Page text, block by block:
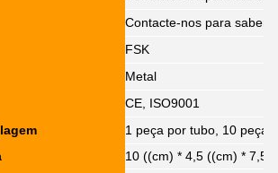
Contacte-nos para saber
FSK
Metal
CE, ISO9001
1 peça por tubo, 10 peças
10 ((cm) * 4,5 ((cm) * 7,5